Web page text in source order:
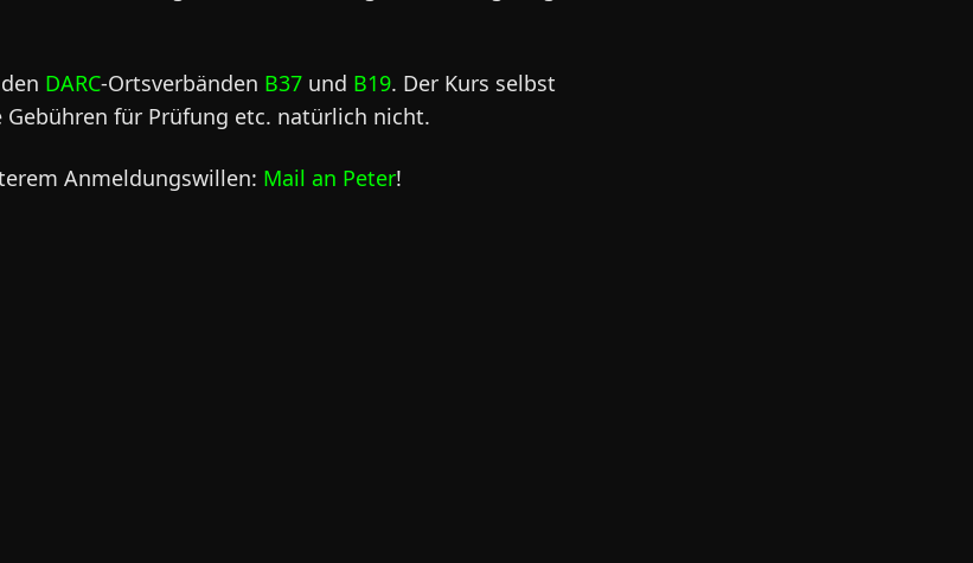
DARC-Ortsverbänden B37 und B19. Der Kurs selbst
für Prüfung etc. natürlich nicht.
Anmeldungswillen: Mail an Peter!